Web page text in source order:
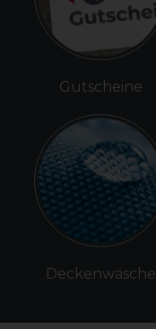
Gutscheine
Deckenwäsche